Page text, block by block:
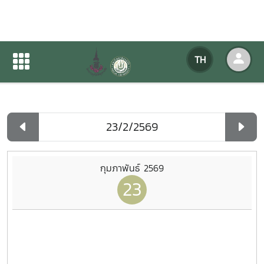
TH
ปฏิทินกิจกรรมของหน่วยงาน
ปฏิทินกิจกรรมของหน่วยงาน
กุมภาพันธ์ 2569
23